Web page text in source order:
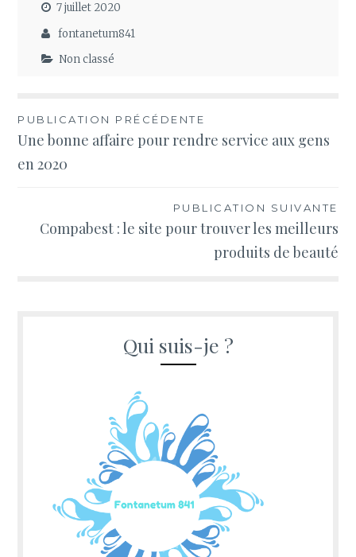
Dialtropchaud
.com ?
7 juillet 2020
fontanetum841
Non classé
Navigation
de
PUBLICATION PRÉCÉDENTE
Une bonne affaire pour rendre service aux gens
en 2020
PUBLICATION SUIVANTE
Compabest : le site pour trouver les meilleurs
produits de beauté
Qui suis-je ?